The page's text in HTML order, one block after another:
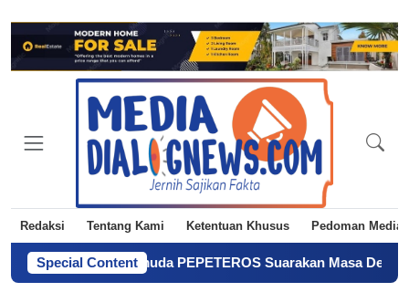
Redaksi Tentang Kami Ketentuan Khusus Pedoman Media
Special Content
Petani! Pemuda PEPETEROS Suarakan Masa Depan